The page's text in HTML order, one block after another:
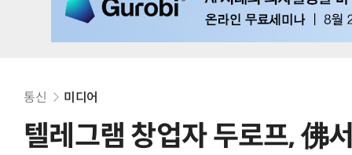
통신 미디어
텔레그램 창업자 두로프,